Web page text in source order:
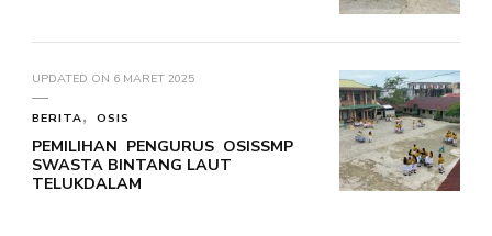
UPDATED ON 6 MARET 2025
BERITA OSIS
PEMILIHAN PENGURUS OSISSMP
SWASTA BINTANG LAUT
TELUKDALAM